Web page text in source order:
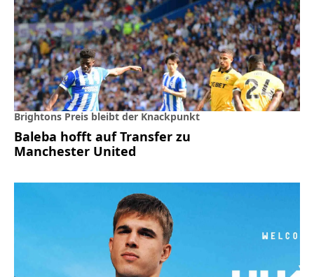
Brightons Preis bleibt der Knackpunkt
Baleba hofft auf Transfer zu
Manchester United